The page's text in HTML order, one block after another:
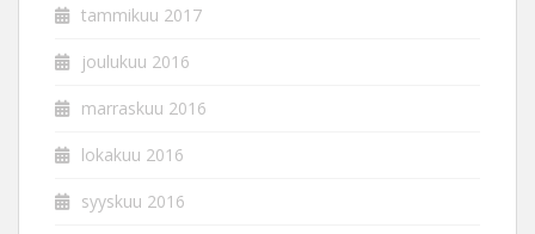
tammikuu 2017
joulukuu 2016
marraskuu 2016
lokakuu 2016
syyskuu 2016